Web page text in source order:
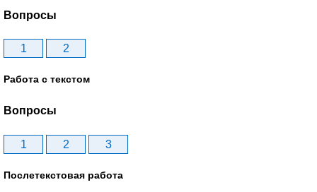
Вопросы
1 2
Работа с текстом
Вопросы
1 2 3
Послетекстовая работа